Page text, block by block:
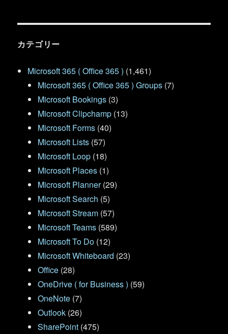
カテゴリー
Microsoft 365 ( Office 365 ) (1,461)
Microsoft 365 ( Office 365 ) Groups (7)
Microsoft Bookings (3)
Microsoft Clipchamp (13)
Microsoft Forms (40)
Microsoft Lists (57)
Microsoft Loop (18)
Microsoft Places (1)
Microsoft Planner(29)
Microsoft Search (5)
Microsoft Stream (57)
Microsoft Teams (589)
Microsoft To Do (12)
Microsoft Whiteboard (23)
Office (28)
OneDrive ( for Business ) (59)
OneNote (7)
Outlook (26)
SharePoint (475)